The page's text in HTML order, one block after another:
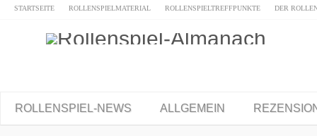
STARTSEITE ROLLENSPIELMATERIAL ROLLENSPIELTREFFPUNKTE DER
ROLLENSPIEL-NEWS ALLGEMEIN